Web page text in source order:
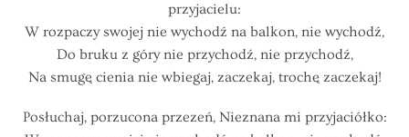
przyjacielu:
W rozpaczy swojej nie wychodź na balkon, nie wychodź,
Do bruku z góry nie przychodź, nie przychodź,
Na smugę cienia nie wbiegaj, zaczekaj, trochę zaczekaj!
Posłuchaj, porzucona przezeń, Nieznana mi przyjaciółko: